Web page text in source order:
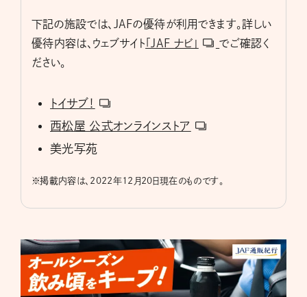
下記の施設では、JAFの優待が利用できます。詳しい
優待内容は、ウェブサイト 「JAF ナビ」
でご確認く
ださい。
トイサブ！
西松屋 公式オンラインストア
美光写苑
※掲載内容は、2022年12月20日現在のものです。